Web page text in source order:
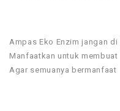
Ampas Eko Enzim jangan
Manfaatkan untuk
Agar semuanya bermanfaat